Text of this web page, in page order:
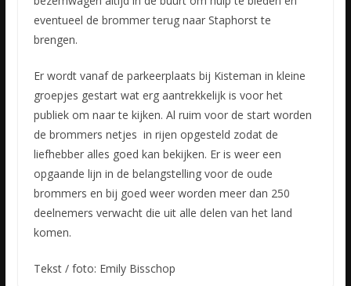
eventueel de brommer terug naar Staphorst te
brengen.
Er wordt vanaf de parkeerplaats bij Kisteman in kleine
groepjes gestart wat erg aantrekkelijk is voor het
publiek om naar te kijken. Al ruim voor de start worden
de brommers netjes in rijen opgesteld zodat de
liefhebber alles goed kan bekijken. Er is weer een
opgaande lijn in de belangstelling voor de oude
brommers en bij goed weer worden meer dan 250
deelnemers verwacht die uit alle delen van het land
komen.
Tekst / foto: Emily Bisschop